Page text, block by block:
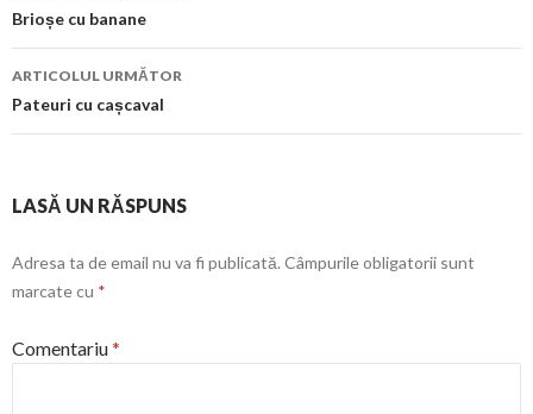
în
articol
Brioșe cu banane
ARTICOLUL URMĂTOR
Pateuri cu cașcaval
LASĂ UN RĂSPUNS
Adresa ta de email nu va fi publicată. Câmpurile obligatorii sunt
marcate cu *
Comentariu*